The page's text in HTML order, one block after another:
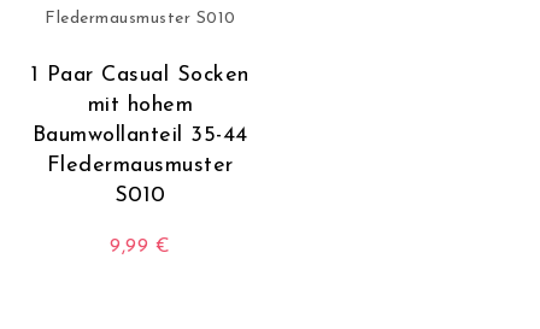
1 Paar Casual Socken
mit hohem
Baumwollanteil 35-44
Fledermausmuster
S010
9,99 €